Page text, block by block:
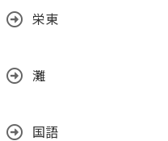
栄東
灘
国語